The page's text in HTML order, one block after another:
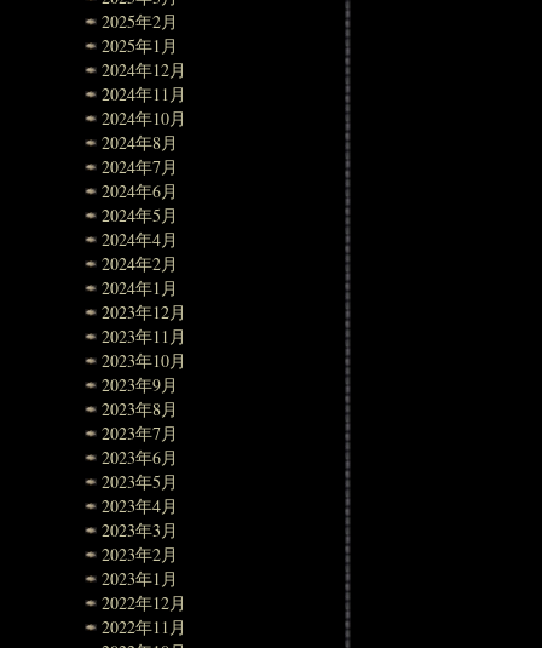
2025年2月
2025年1月
2024年12月
2024年11月
2024年10月
2024年8月
2024年7月
2024年6月
2024年5月
2024年4月
2024年2月
2024年1月
2023年12月
2023年11月
2023年10月
2023年9月
2023年8月
2023年7月
2023年6月
2023年5月
2023年4月
2023年3月
2023年2月
2023年1月
2022年12月
2022年11月